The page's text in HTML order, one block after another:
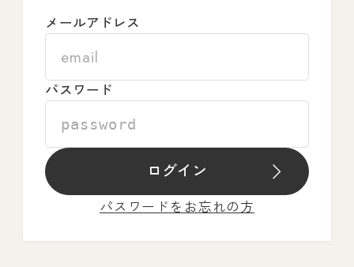
メールアドレス
パスワード
ログイン
パスワードをお忘れの方